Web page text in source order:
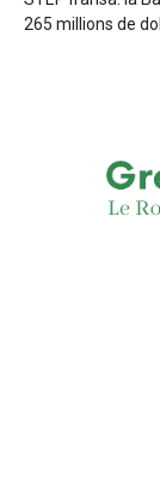
265 millions de